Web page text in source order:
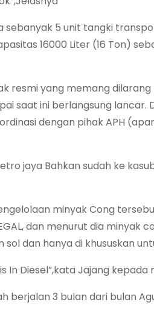
sebanyak 5 unit tangki
16000 Liter (16 Ton)
resmi yang memang
saat ini berlangsung lancar.
dengan pihak APH
jaya Bahkan sudah ke
minyak Cong
dan menurut dia minyak
dan hanya di khususkan
Diesel”,kata Jajang kepada
berjalan 3 bulan dari bulan